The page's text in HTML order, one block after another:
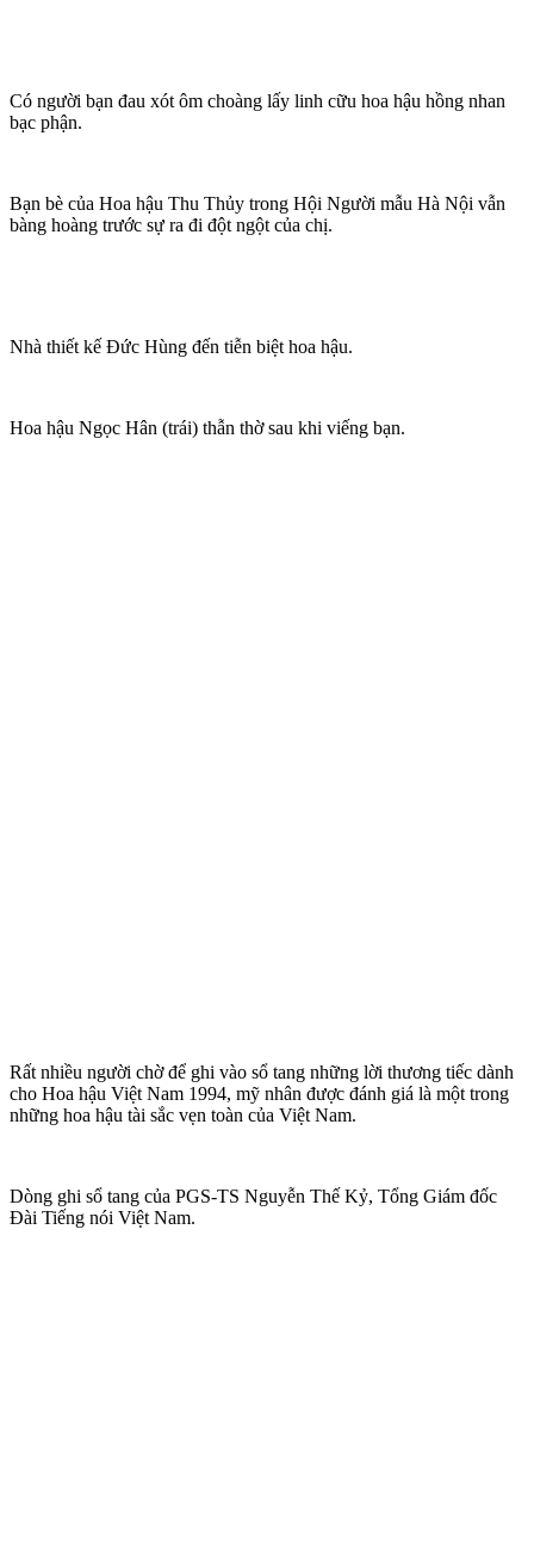
Có người bạn đau xót ôm choàng lấy linh cữu hoa hậu hồng nhan
bạc phận.
Bạn bè của Hoa hậu Thu Thủy trong Hội Người mẫu Hà Nội vẫn
bàng hoàng trước sự ra đi đột ngột của chị.
Nhà thiết kế Đức Hùng đến tiễn biệt hoa hậu.
Hoa hậu Ngọc Hân (trái) thẫn thờ sau khi viếng bạn.
Rất nhiều người chờ để ghi vào sổ tang những lời thương tiếc dành
cho Hoa hậu Việt Nam 1994, mỹ nhân được đánh giá là một trong
những hoa hậu tài sắc vẹn toàn của Việt Nam.
Dòng ghi sổ tang của PGS-TS Nguyễn Thế Kỷ, Tổng Giám đốc
Đài Tiếng nói Việt Nam.